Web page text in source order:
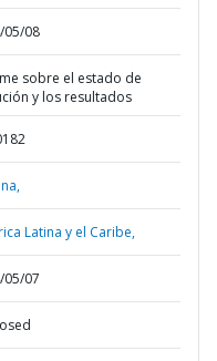
05/08
sobre el estado de
y los resultados
Latina y el Caribe,
05/07